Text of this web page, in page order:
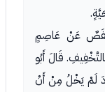
وَحَفَصٌ عَنْ عَاصِمٍ
قَالَ أَبُو
لَمْ يَخْلُ مِنْ أَنْ